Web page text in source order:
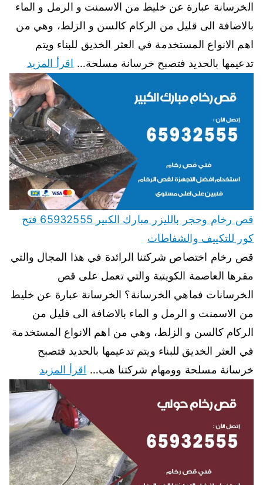
الخرسانة عبارة عن خليط من الاسمنت و الرمل و الماء
بالاضافة الى قليل من الركام كالسن و الزلط، وهي من
اهم الانواع المستخدمة في العثر الخديق للبناء ويتم
تدعيمها بالحديد فتصبح خرسانة مسلحة… اقرأ المزيد
قص رخام وحجر بالليزر مبارك الكبير 65932555 فتح
كور للتكييف والشفاطات
قص رخام اختصاص شركتنا الرائدة في هذا المجال والتي
مقرها العاصمة الكويتية والتي تعمل على قص
الخرسانات فماهي الخرسانة؟ الخرسانة عبارة عن خليط
من الاسمنت و الرمل و الماء بالاضافة الى قليل من
الركام كالسن و الزلط، وهي من اهم الانواع المستخدمة
في العثر الخديق للبناء ويتم تدعيمها بالحديد فتصبح
خرسانة مسلحة وومهام شركتنا هب… اقرأ المزيد